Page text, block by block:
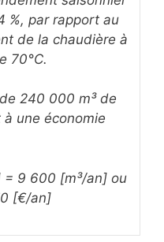
%, par rapport au
de la chaudière à
70°C.
240 000 m³ de
une économie
9 600 [m³/an] ou
[€/an]